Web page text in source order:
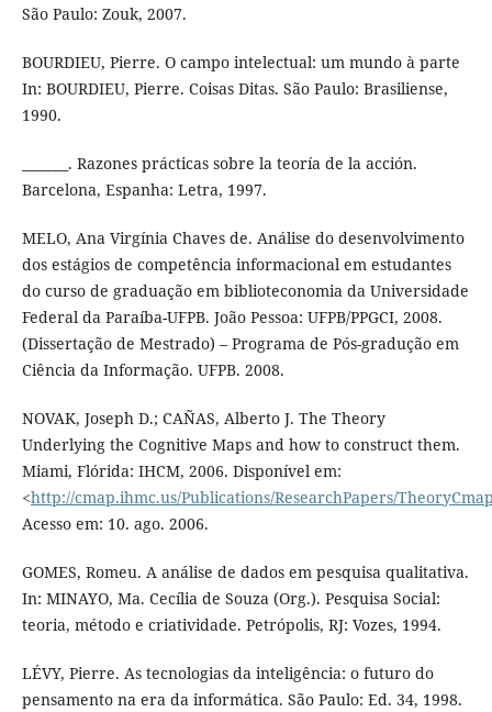
São Paulo: Zouk, 2007.
BOURDIEU, Pierre. O campo intelectual: um mundo à parte
In: BOURDIEU, Pierre. Coisas Ditas. São Paulo: Brasiliense,
1990.
_______. Razones prácticas sobre la teoría de la acción.
Barcelona, Espanha: Letra, 1997.
MELO, Ana Virgínia Chaves de. Análise do desenvolvimento
dos estágios de competência informacional em estudantes
do curso de graduação em biblioteconomia da Universidade
Federal da Paraíba-UFPB. João Pessoa: UFPB/PPGCI, 2008.
(Dissertação de Mestrado) – Programa de Pós-gradução em
Ciência da Informação. UFPB. 2008.
NOVAK, Joseph D.; CAÑAS, Alberto J. The Theory
Underlying the Cognitive Maps and how to construct them.
Miami, Flórida: IHCM, 2006. Disponível em:
<http://cmap.ihmc.us/Publications/ResearchPapers/
Acesso em: 10. ago. 2006.
GOMES, Romeu. A análise de dados em pesquisa qualitativa.
In: MINAYO, Ma. Cecília de Souza (Org.). Pesquisa Social:
teoria, método e criatividade. Petrópolis, RJ: Vozes, 1994.
LÉVY, Pierre. As tecnologias da inteligência: o futuro do
pensamento na era da informática. São Paulo: Ed. 34, 1998.